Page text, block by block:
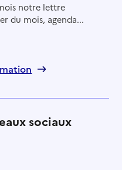
notre lettre
du mois, agenda...
sociaux